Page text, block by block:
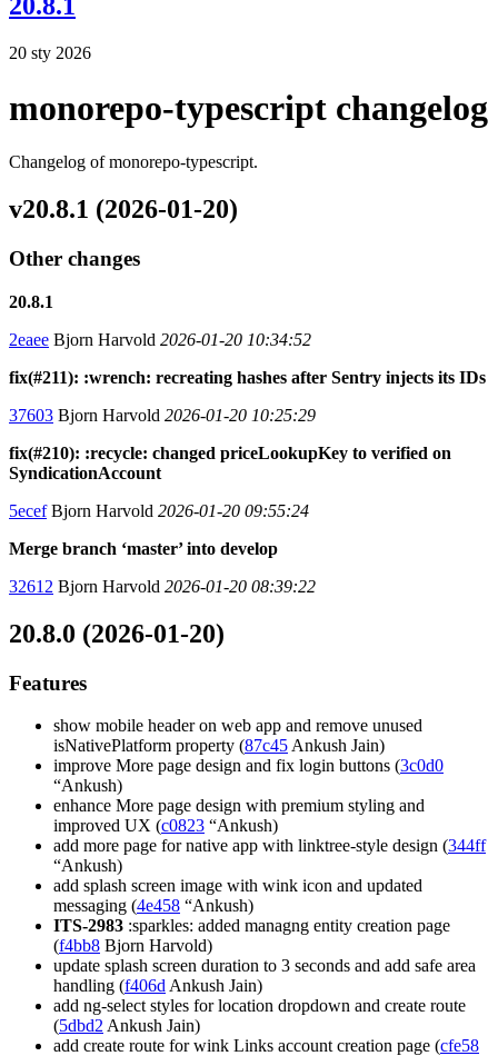
20.8.1
20 sty 2026
monorepo-typescript changelog
Changelog of monorepo-typescript.
v20.8.1 (2026-01-20)
Other changes
20.8.1
2eaee Bjorn Harvold 2026-01-20 10:34:52
fix(#211): :wrench: recreating hashes after Sentry injects its IDs
37603 Bjorn Harvold 2026-01-20 10:25:29
fix(#210): :recycle: changed priceLookupKey to verified on
SyndicationAccount
5ecefBjorn Harvold 2026-01-20 09:55:24
Merge branch ‘master’ into develop
32612 Bjorn Harvold 2026-01-20 08:39:22
20.8.0 (2026-01-20)
Features
show mobile header on web app and remove unused
isNativePlatform property (87c45 Ankush Jain)
improve More page design and fix login buttons (3c0d0
“Ankush)
enhance More page design with premium styling and
improved UX (c0823 “Ankush)
add more page for native app with linktree-style design (344ff
“Ankush)
add splash screen image with wink icon and updated
messaging (4e458 “Ankush)
ITS-2983 :sparkles: added managng entity creation page
(f4bb8 Bjorn Harvold)
update splash screen duration to 3 seconds and add safe area
handling (f406d Ankush Jain)
add ng-select styles for location dropdown and create route
(5dbd2 Ankush Jain)
add create route for wink Links account creation page (cfe58